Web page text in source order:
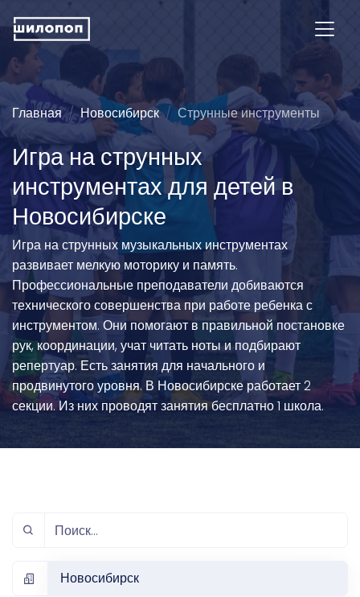
Главная Новосибирск Струнные инструменты
Игра на струнных
инструментах для детей в
Новосибирске
Игра на струнных музыкальных инструментах
развивает мелкую моторику и память.
Профессиональные преподаватели добиваются
технического совершенства при работе ребенка с
инструментом. Они помогают в правильной постановке
рук, координации, учат читать ноты и подбирают
репертуар. Есть занятия для начального и
продвинутого уровня. В Новосибирске работает 2
секции. Из них проводят занятия бесплатно 1 школа.
Новосибирск